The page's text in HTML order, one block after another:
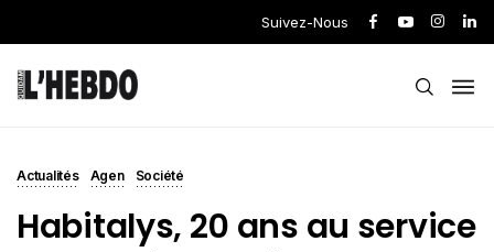
Suivez-Nous
Actualités Agen Société
Habitalys, 20 ans au service